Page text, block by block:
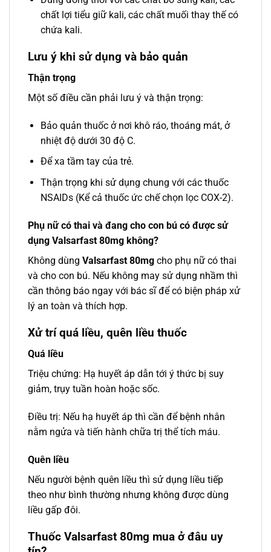
chất lợi tiểu giữ kali, các chất muối thay thế có
chứa kali.
Lưu ý khi sử dụng và bảo quản
Thận trọng
Một số điều cần phải lưu ý và thận trọng:
Bảo quản thuốc ở nơi khô ráo, thoáng mát, ở
nhiệt độ dưới 30 độ C.
Để xa tầm tay của trẻ.
Thận trọng khi sử dụng chung với các thuốc
NSAIDs (Kể cả thuốc ức chế chọn lọc COX-2).
Phụ nữ có thai và đang cho con bú có được sử
dụng Valsarfast 80mg không?
Không dùng Valsarfast 80mg cho phụ nữ có thai
và cho con bú. Nếu không may sử dụng nhầm thì
cần thông báo ngay với bác sĩ để có biện pháp xử
lý an toàn và thích hợp.
Xử trí quá liều, quên liều thuốc
Quá liều
Triệu chứng: Hạ huyết áp dẫn tới ý thức bị suy
giảm, trụy tuần hoàn hoặc sốc.
Điều trị: Nếu hạ huyết áp thì cần để bệnh nhân
nằm ngửa và tiến hành chữa trị thể tích máu.
Quên liều
Nếu người bệnh quên liều thì sử dụng liều tiếp
theo như bình thường nhưng không được dùng
liều gấp đôi.
Thuốc Valsarfast 80mg mua ở đâu uy